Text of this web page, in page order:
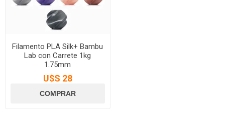
Filamento PLA Silk+ Bambu
Lab con Carrete 1kg
1.75mm
U$S 28